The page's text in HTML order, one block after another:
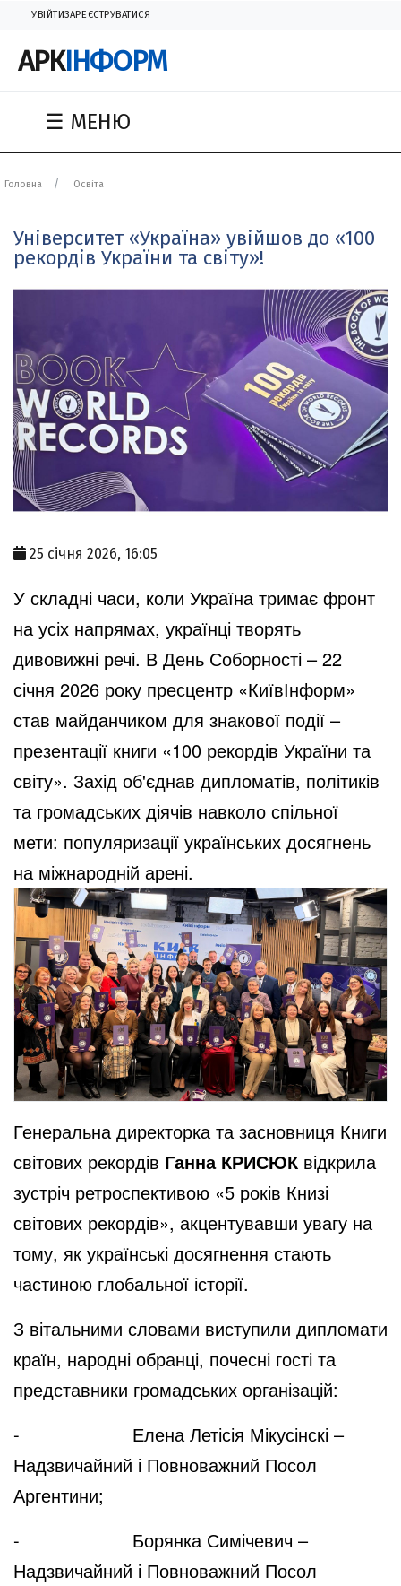
УВІЙТИЗАРЕЄСТРУВАТИСЯ
АРКІНФОРМ
☰ МЕНЮ
Головна Освіта
Університет «Україна» увійшов до «100
рекордів України та світу»!
25 січня 2026, 16:05
У складні часи, коли Україна тримає фронт
на усіх напрямах, українці творять
дивовижні речі. В День Соборності – 22
січня 2026 року пресцентр «КиївІнформ»
став майданчиком для знакової події –
презентації книги «100 рекордів України та
світу». Захід об'єднав дипломатів, політиків
та громадських діячів навколо спільної
мети: популяризації українських досягнень
на міжнародній арені.
Генеральна директорка та засновниця Книги
світових рекордів Ганна КРИСЮК відкрила
зустріч ретроспективою «5 років Книзі
світових рекордів», акцентувавши увагу на
тому, як українські досягнення стають
частиною глобальної історії.
З вітальними словами виступили дипломати
країн, народні обранці, почесні гості та
представники громадських організацій:
- Елена Летісія Мікусінскі –
Надзвичайний і Повноважний Посол
Аргентини;
- Борянка Симічевич –
Надзвичайний і Повноважний Посол